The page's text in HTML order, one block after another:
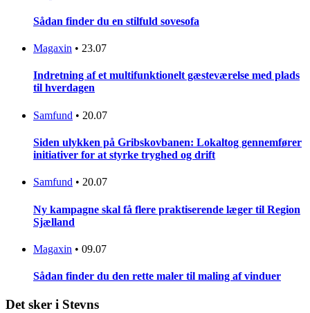
Sådan finder du en stilfuld sovesofa
Magaxin • 23.07
Indretning af et multifunktionelt gæsteværelse med plads
til hverdagen
Samfund • 20.07
Siden ulykken på Gribskovbanen: Lokaltog gennemfører
initiativer for at styrke tryghed og drift
Samfund • 20.07
Ny kampagne skal få flere praktiserende læger til Region
Sjælland
Magaxin • 09.07
Sådan finder du den rette maler til maling af vinduer
Det sker i Stevns